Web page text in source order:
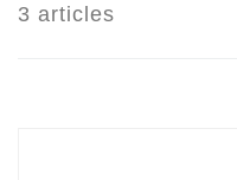
3 articles